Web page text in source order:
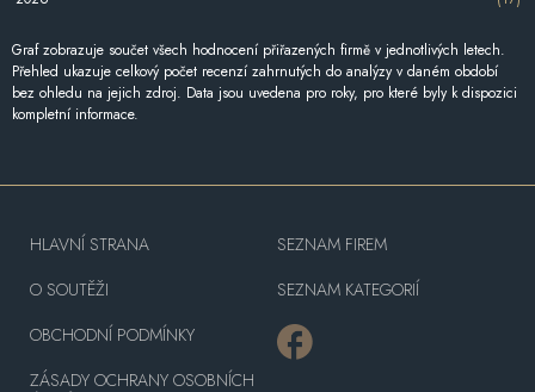
Graf zobrazuje součet všech hodnocení přiřazených firmě v jednotlivých letech.
Přehled ukazuje celkový počet recenzí zahrnutých do analýzy v daném období
bez ohledu na jejich zdroj. Data jsou uvedena pro roky, pro které byly k dispozici
kompletní informace.
HLAVNÍ STRANA
O SOUTĚŽI
OBCHODNÍ PODMÍNKY
ZÁSADY OCHRANY OSOBNÍCH
SEZNAM FIREM
SEZNAM KATEGORIÍ